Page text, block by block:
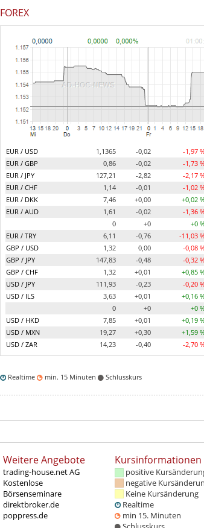
FOREX
EUR / USD 1,1365 -0,02
-1,97
EUR / GBP
0,86 -0,02
-1,73
EUR / JPY
127,21 -2,82
-2,17
EUR / CHF
1,14 -0,01
-1,02
EUR / DKK
7,46 +0,00
+0,02
EUR / AUD
1,61 -0,02
-1,36
0
+0
+0
EUR / TRY
6,11 -0,76
-11,03
GBP / USD
1,32 0,00
-0,08
GBP / JPY
147,83 -0,48
-0,32
GBP / CHF
1,32 +0,01
+0,85
USD / JPY
111,93 -0,23
-0,20
USD / ILS
3,63 +0,01
+0,16
0
+0
+0
USD / HKD
7,85 +0,01
+0,19
USD / MXN
19,27 +0,30
+1,59
USD / ZAR
14,23 -0,40 -2,70
Realtime min. 15 Minuten Schlusskurs
Weitere Angebote
trading-house.net AG
Kostenlose
Börsenseminare
direktbroker.de
poppress.de
Kursinformationen
positive
negative
Keine Kursänderung
Realtime
min 15. Minuten